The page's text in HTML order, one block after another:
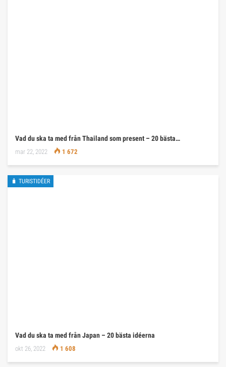
Vad du ska ta med från Thailand som present – 20 bästa…
mar 22, 2022 1 672
🧳 TURISTIDÉER
Vad du ska ta med från Japan – 20 bästa idéerna
okt 26, 2022 1 608